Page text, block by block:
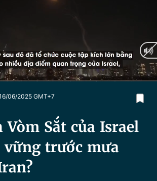
Tin 24h
Magazine
06/2025 GMT+7
Vòm Sắt của Israel
vững trước mưa